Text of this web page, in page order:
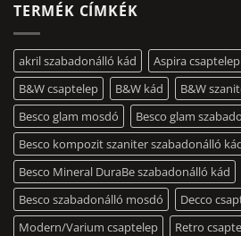
TERMÉK CÍMKÉK
akril szabadonálló kád Aspira csaptelep
B&W csaptelep
B&W kád B&W
Besco glam mosdó
Besco glam
Besco kompozit szaniter szabadonálló
Besco Mineral DuraBe szabadonálló kád
Besco szabadonálló mosdó
Decco
Modern/Varium csaptelep
Retro